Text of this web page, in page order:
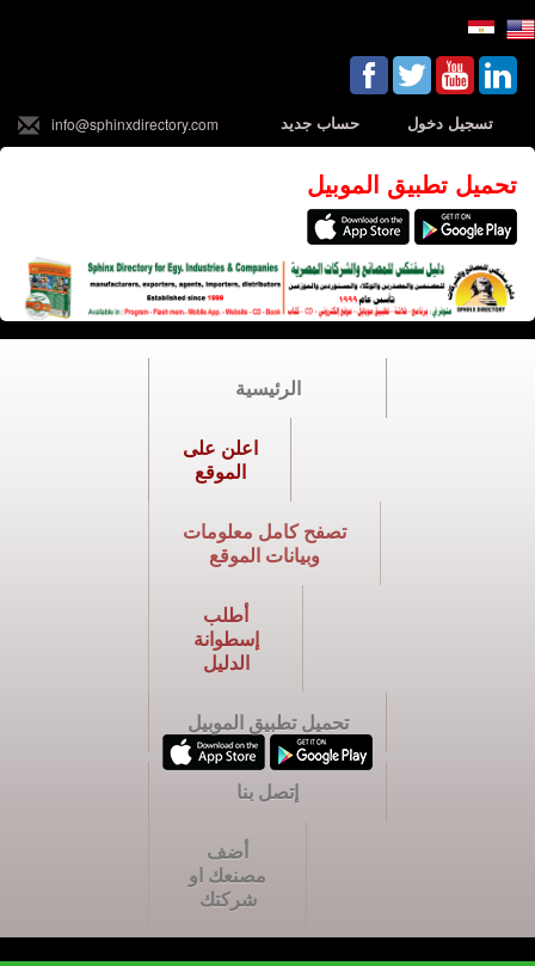
تسجيل دخول حساب جديد info@sphinxdirectory.com
تحميل تطبيق الموبيل
الرئيسية
اعلن على
الموقع
تصفح كامل معلومات
وبيانات الموقع
أطلب
إسطوانة
الدليل
تحميل تطبيق الموبيل
إتصل بنا
أضف
مصنعك او
شركتك